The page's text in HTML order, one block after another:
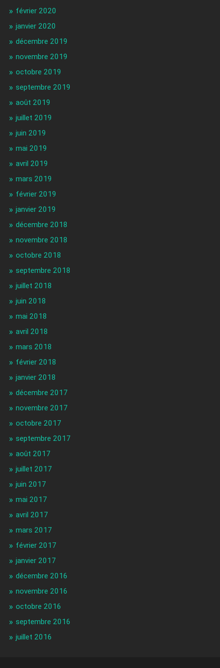
février 2020
janvier 2020
décembre 2019
novembre 2019
octobre 2019
septembre 2019
août 2019
juillet 2019
juin 2019
mai 2019
avril 2019
mars 2019
février 2019
janvier 2019
décembre 2018
novembre 2018
octobre 2018
septembre 2018
juillet 2018
juin 2018
mai 2018
avril 2018
mars 2018
février 2018
janvier 2018
décembre 2017
novembre 2017
octobre 2017
septembre 2017
août 2017
juillet 2017
juin 2017
mai 2017
avril 2017
mars 2017
février 2017
janvier 2017
décembre 2016
novembre 2016
octobre 2016
septembre 2016
juillet 2016